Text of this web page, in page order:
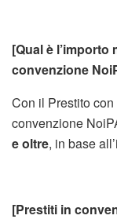
[Qual è
convenzione
Con il Prestito
convenzione
e oltre, in base
[Prestiti in